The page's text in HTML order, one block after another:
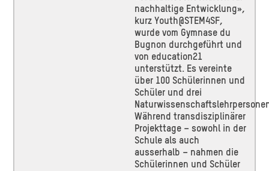
nachhaltige Entwicklung»,
kurz Youth@STEM4SF,
wurde vom Gymnase du
Bugnon durchgeführt und
von education21
unterstützt. Es vereinte
über 100 Schülerinnen und
Schüler und drei
Während transdisziplinärer
Projekttage – sowohl in der
Schule als auch
ausserhalb – nahmen die
Schülerinnen und Schüler